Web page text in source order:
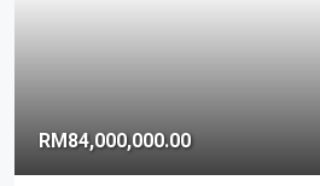
RM84,000,000.00